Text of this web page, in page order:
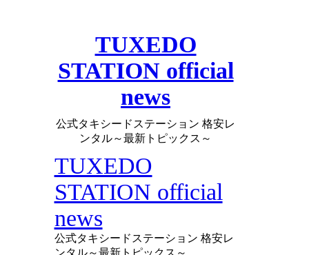
TUXEDO
STATION official
news
公式タキシードステーション 格安レ
ンタル～最新トピックス～
TUXEDO
STATION official
news
公式タキシードステーション 格安レ